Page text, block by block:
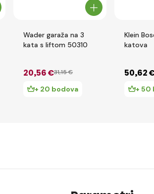
Wader garaža na 3
kata s liftom 50310
20,56 €31,15 €
+ 20 bodova
Klein
katova
50,62
+ 50